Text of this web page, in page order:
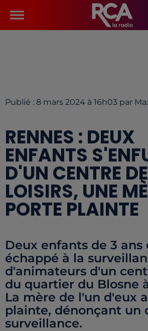
Publié : 8 mars 2024 à 16h03 par
RENNES : DEUX
ENFANTS
D'UN CENTRE DE
LOISIRS, UNE
PORTE PLAINTE
Deux enfants de 3 ans
échappé à la
d'animateurs d'un
du quartier du Blosne
La mère de l'un d'eux
plainte, dénonçant un
surveillance.